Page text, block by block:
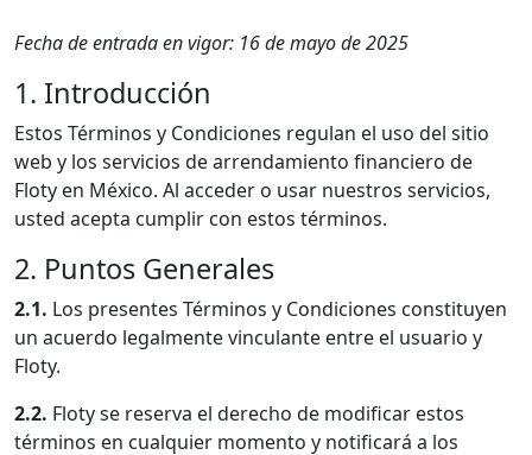
Fecha de entrada en vigor: 16 de mayo de 2025
1. Introducción
Estos Términos y Condiciones regulan el uso del sitio
web y los servicios de arrendamiento financiero de
Floty en México. Al acceder o usar nuestros servicios,
usted acepta cumplir con estos términos.
2. Puntos Generales
2.1. Los presentes Términos y Condiciones constituyen
un acuerdo legalmente vinculante entre el usuario y
Floty.
2.2. Floty se reserva el derecho de modificar estos
términos en cualquier momento y notificará a los